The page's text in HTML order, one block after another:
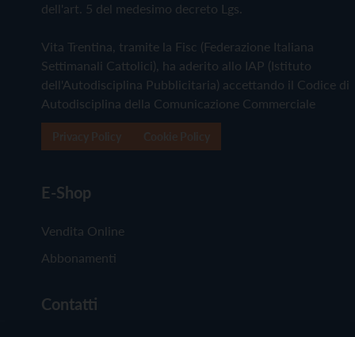
dell'art. 5 del medesimo decreto Lgs.
Vita Trentina, tramite la Fisc (Federazione Italiana
Settimanali Cattolici), ha aderito allo IAP (Istituto
dell'Autodisciplina Pubblicitaria) accettando il Codice di
Autodisciplina della Comunicazione Commerciale
E-Shop
Vendita Online
Abbonamenti
Contatti